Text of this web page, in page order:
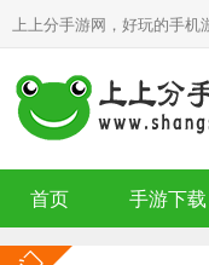
上上分手游网，好玩的手机
首页 手游下载